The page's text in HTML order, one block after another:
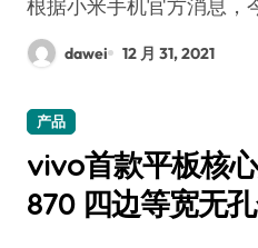
根据小米手机官方消息
dawei 12 月 31, 2021
产品
vivo首款平板核
870 四边等宽无